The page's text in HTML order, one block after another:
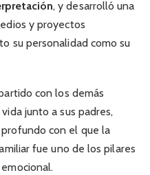
, y desarrolló una
y proyectos
su personalidad como su
con los demás
junto a sus padres,
con el que la
fue uno de los pilares